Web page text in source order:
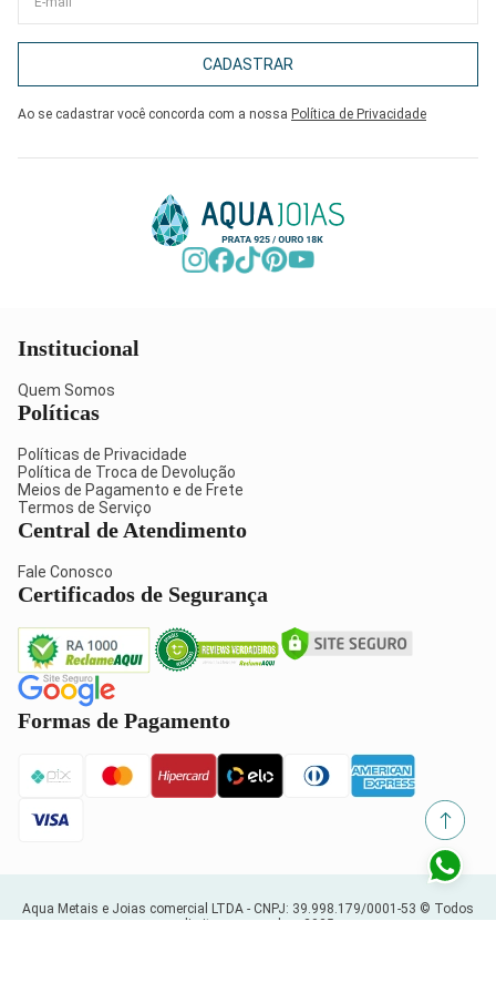
CADASTRAR
Ao se cadastrar você concorda com a nossa Política de Privacidade
Institucional
Quem Somos
Políticas
Políticas de Privacidade
Política de Troca de Devolução
Meios de Pagamento e de Frete
Termos de Serviço
Central de Atendimento
Fale Conosco
Certificados de Segurança
Formas de Pagamento
Aqua Metais e Joias comercial LTDA - CNPJ: 39.998.179/0001-53 © Todos
os direitos reservados. 2025